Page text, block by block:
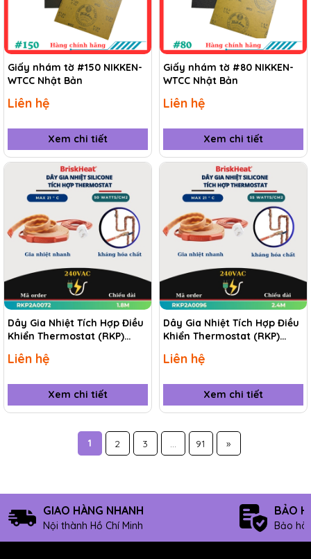
Giấy nhám tờ #150 NIKKEN-
WTCC Nhật Bản
Liên hệ
Xem chi tiết
Giấy nhám tờ #80 NIKKEN-
WTCC Nhật Bản
Liên hệ
Xem chi tiết
Dây Gia Nhiệt Tích Hợp Điều
Khiển Thermostat (RKP)
Liên hệ
Xem chi tiết
Dây Gia Nhiệt Tích Hợp Điều
Khiển Thermostat (RKP)
Liên hệ
Xem chi tiết
1 2 3 ... 91 »
GIAO HÀNG NHANH
Nội thành Hồ Chí Minh
BẢO
Bảo